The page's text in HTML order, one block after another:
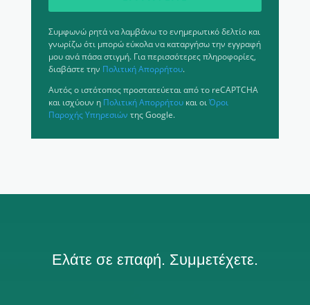
Συμφωνώ ρητά να λαμβάνω το ενημερωτικό δελτίο και
γνωρίζω ότι μπορώ εύκολα να καταργήσω την εγγραφή
μου ανά πάσα στιγμή. Για περισσότερες πληροφορίες,
διαβάστε την Πολιτική Απορρήτου.
Αυτός ο ιστότοπος προστατεύεται από το reCAPTCHA
και ισχύουν η Πολιτική Απορρήτουκαι οιΌροι
Παροχής Υπηρεσιών της Google.
Ελάτε σε επαφή. Συμμετέχετε.